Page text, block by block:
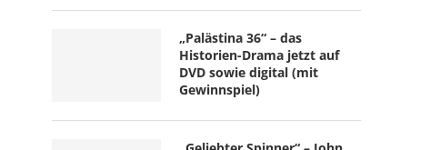
„Palästina 36“ – das
Historien-Drama jetzt auf
DVD sowie digital (mit
Gewinnspiel)